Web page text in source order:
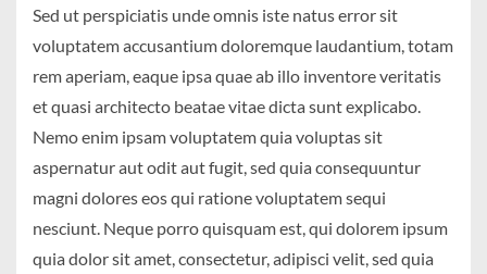
Sed ut perspiciatis unde omnis iste natus error sit
voluptatem accusantium doloremque laudantium, totam
rem aperiam, eaque ipsa quae ab illo inventore veritatis
et quasi architecto beatae vitae dicta sunt explicabo.
Nemo enim ipsam voluptatem quia voluptas sit
aspernatur aut odit aut fugit, sed quia consequuntur
magni dolores eos qui ratione voluptatem sequi
nesciunt. Neque porro quisquam est, qui dolorem ipsum
quia dolor sit amet, consectetur, adipisci velit, sed quia